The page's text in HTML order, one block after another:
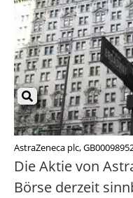
AstraZeneca plc,
Die Aktie von
Börse derzeit